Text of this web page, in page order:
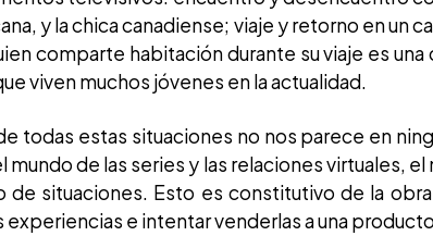
y la chica canadiense; viaje y retorno en un
comparte habitación durante su viaje es
viven muchos jóvenes en la actualidad.
todas estas situaciones no nos parece en
de las series y las relaciones virtuales,
de situaciones. Esto es constitutivo de la
experiencias e intentar venderlas a una